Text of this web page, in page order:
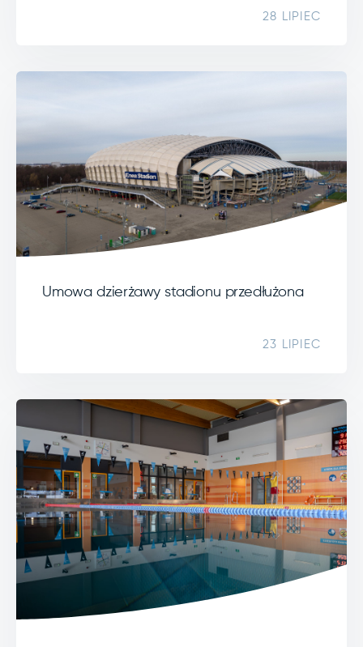
28 LIPIEC
Umowa dzierżawy stadionu przedłużona
23 LIPIEC